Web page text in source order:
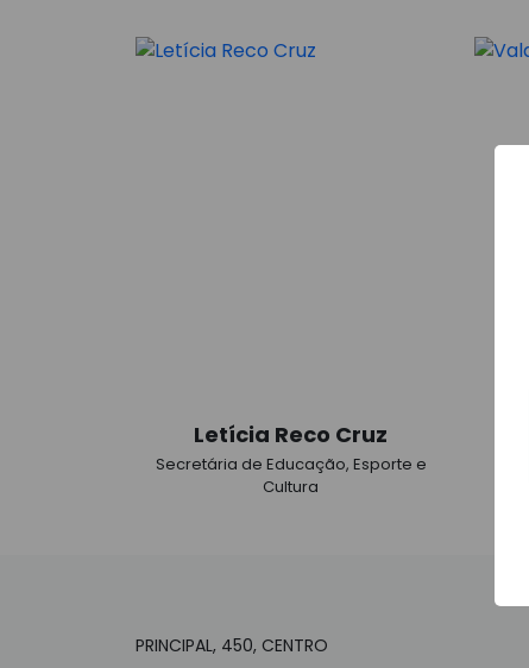
Letícia Reco Cruz
Secretária de Educação, Esporte e
Cultura
PRINCIPAL, 450, CENTRO